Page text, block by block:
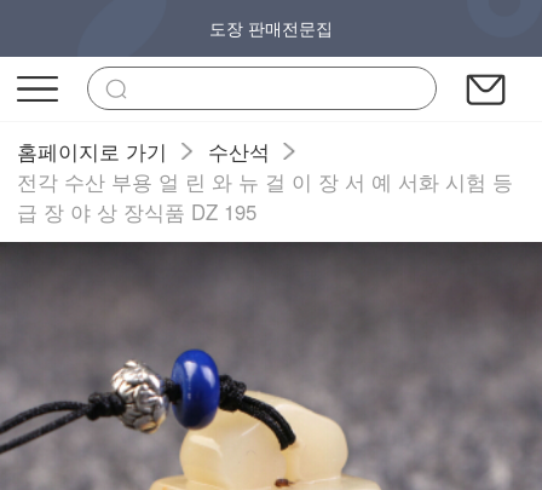
도장 판매전문집
홈페이지로 가기
수산석
전각 수산 부용 얼 린 와 뉴 걸 이 장 서 예 서화 시험 등
급 장 야 상 장식품 DZ 195